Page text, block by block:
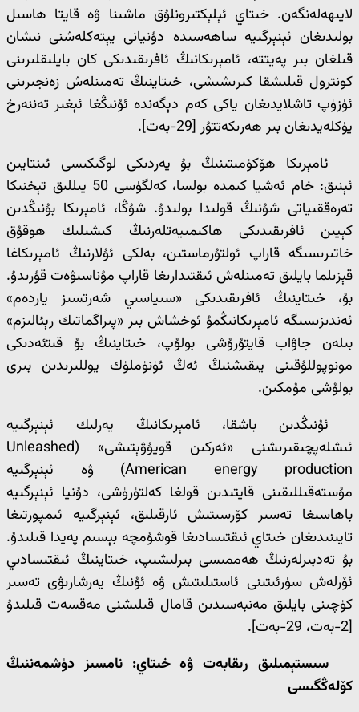
لايىھەلەنگەن. خىتاي ئېلېكتىرونلۇق ماشىنا ۋە قايتا ھاسىل
بولىدىغان ئېنېرگىيە ساھەسىدە دۇنيانى يېتەكلەشنى نىشان
قىلغان بىر پەيتتە، ئامېرىكانىڭ ئافرىقىدىكى كان بايلىقلىرىنى
كونترول قىلىشقا كىرىشىشى، خىتاينىڭ تەمىنلەش زەنجىرىنى
ئۈزۈپ تاشلايدىغان ياكى كەم دېگەندە ئۇنىڭغا ئېغىر تەننەرخ
يۈكلەيدىغان بىر ھەرىكەتتۇر [29-بەت].
ئامېرىكا ھۆكۈمىتىنىڭ بۇ يەردىكى لوگىكىسى ئىنتايىن
ئېنىق: خام ئەشيا كىمدە بولسا، كەلگۈسى 50 يىللىق تېخنىكا
تەرەققىياتى شۇنىڭ قولىدا بولىدۇ. شۇڭا، ئامېرىكا بۇنىڭدىن
كېيىن ئافرىقىدىكى ھاكىمىيەتلەرنىڭ كىشىلىك ھوقۇق
خاتىرىسىگە قاراپ ئولتۇرماستىن، بەلكى ئۇلارنىڭ ئامېرىكاغا
قېزىلما بايلىق تەمىنلەش ئىقتىدارىغا قاراپ مۇناسىۋەت قۇرىدۇ.
بۇ، خىتاينىڭ ئافرىقىدىكى «سىياسىي شەرتسىز ياردەم»
ئەندىزىسىگە ئامېرىكانىڭمۇ ئوخشاش بىر «پىراگماتىك رېئالىزم»
بىلەن جاۋاب قايتۇرۇشى بولۇپ، خىتاينىڭ بۇ قىتئەدىكى
مونوپوللۇقىنى يىقىشنىڭ ئەڭ ئۈنۈملۈك يوللىرىدىن بىرى
بولۇشى مۇمكىن.
ئۇنىڭدىن باشقا، ئامېرىكانىڭ يەرلىك ئېنېرگىيە
ئىشلەپچىقىرىشنى «ئەركىن قويۇۋېتىشى» (Unleashed
American energy production) ۋە ئېنېرگىيە
مۇستەقىللىقىنى قايتىدىن قولغا كەلتۈرۈشى، دۇنيا ئېنېرگىيە
باھاسىغا تەسىر كۆرسىتىش ئارقىلىق، ئېنېرگىيە ئىمپورتىغا
تايىنىدىغان خىتاي ئىقتىسادىغا قوشۇمچە بېسىم پەيدا قىلىدۇ.
بۇ تەدبىرلەرنىڭ ھەممىسى بىرلىشىپ، خىتاينىڭ ئىقتىسادىي
ئۆرلەش سۈرئىتىنى ئاستىلىتىش ۋە ئۇنىڭ يەرشارىۋى تەسىر
كۈچىنى بايلىق مەنبەسىدىن قامال قىلىشنى مەقسەت قىلىدۇ
[2-بەت، 29-بەت].
سىستېمىلىق رىقابەت ۋە خىتاي: نامسىز دۈشمەننىڭ
كۆلەڭگىسى